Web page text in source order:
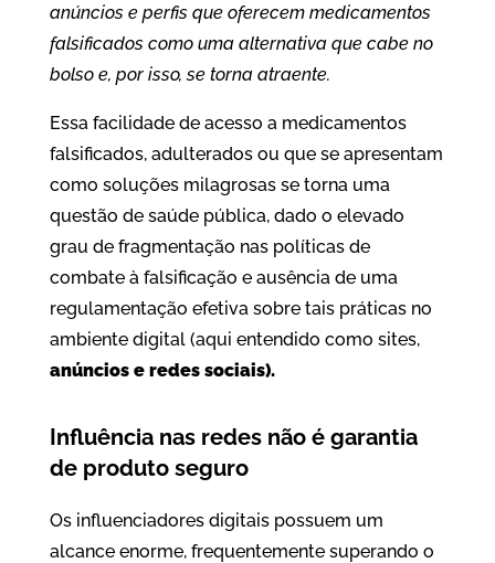
anúncios e perfis que oferecem medicamentos
falsificados como uma alternativa que cabe no
bolso e, por isso, se torna atraente.
Essa facilidade de acesso a medicamentos
falsificados, adulterados ou que se apresentam
como soluções milagrosas se torna uma
questão de saúde pública, dado o elevado
grau de fragmentação nas políticas de
combate à falsificação e ausência de uma
regulamentação efetiva sobre tais práticas no
ambiente digital (aqui entendido como sites,
anúncios e redes sociais).
Influência nas redes não é garantia
de produto seguro
Os influenciadores digitais possuem um
alcance enorme, frequentemente superando o